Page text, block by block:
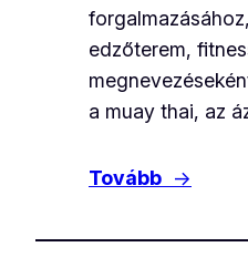
edzőterem,
a muay thai, az
Tovább →